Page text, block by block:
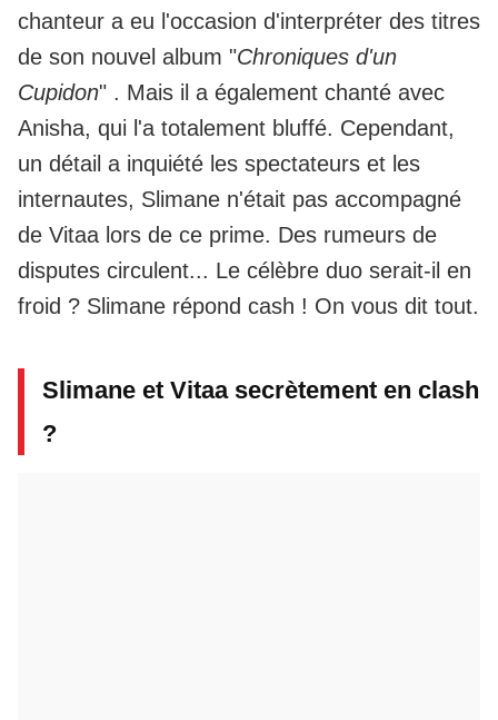
chanteur a eu l'occasion d'interpréter des titres
de son nouvel album "Chroniques d'un
Cupidon" . Mais il a également chanté avec
Anisha, qui l'a totalement bluffé. Cependant,
un détail a inquiété les spectateurs et les
internautes, Slimane n'était pas accompagné
de Vitaa lors de ce prime. Des rumeurs de
disputes circulent... Le célèbre duo serait-il en
froid ? Slimane répond cash ! On vous dit tout.
Slimane et Vitaa secrètement en clash
?